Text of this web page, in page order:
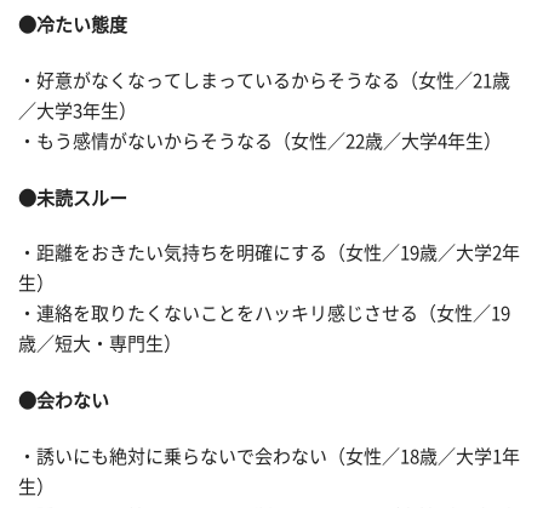
●冷たい態度
・好意がなくなってしまっているからそうなる（女性／21歳
／大学3年生）
・もう感情がないからそうなる（女性／22歳／大学4年生）
●未読スルー
・距離をおきたい気持ちを明確にする（女性／19歳／大学2年
生）
・連絡を取りたくないことをハッキリ感じさせる（女性／19
歳／短大・専門生）
●会わない
・誘いにも絶対に乗らないで会わない（女性／18歳／大学1年
生）